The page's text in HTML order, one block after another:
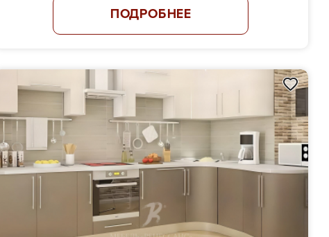
ПОДРОБНЕЕ